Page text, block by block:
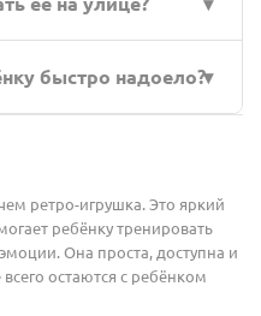
сюжетных игр в
доску). А ещё -
лужу.
быстро надоело?
хватает контекста, а
ретро-игрушка. Это яркий
ребёнку тренировать
Она проста, доступна и
остаются с ребёнком